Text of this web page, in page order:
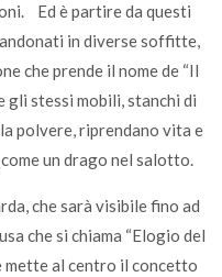
Ed è partire da questi
in diverse soffitte,
che prende il nome de “Il
gli stessi mobili, stanchi di
polvere, riprendano vita e
un drago nel salotto.
che sarà visibile fino ad
che si chiama “Elogio del
mette al centro il concetto